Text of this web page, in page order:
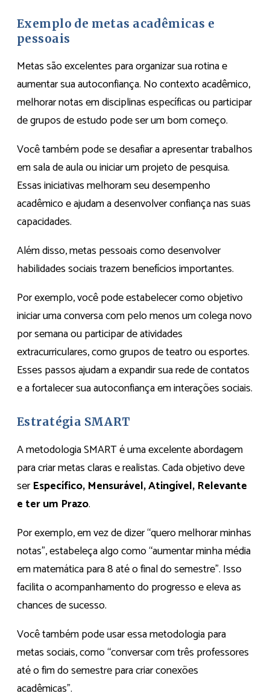
Exemplo de metas acadêmicas e
pessoais
Metas são excelentes para organizar sua rotina e
aumentar sua autoconfiança. No contexto acadêmico,
melhorar notas em disciplinas específicas ou participar
de grupos de estudo pode ser um bom começo.
Você também pode se desafiar a apresentar trabalhos
em sala de aula ou iniciar um projeto de pesquisa.
Essas iniciativas melhoram seu desempenho
acadêmico e ajudam a desenvolver confiança nas suas
capacidades.
Além disso, metas pessoais como desenvolver
habilidades sociais trazem benefícios importantes.
Por exemplo, você pode estabelecer como objetivo
iniciar uma conversa com pelo menos um colega novo
por semana ou participar de atividades
extracurriculares, como grupos de teatro ou esportes.
Esses passos ajudam a expandir sua rede de contatos
e a fortalecer sua autoconfiança em interações sociais.
Estratégia SMART
A metodologia SMART é uma excelente abordagem
para criar metas claras e realistas. Cada objetivo deve
ser Específico, Mensurável, Atingível, Relevante
e ter um Prazo.
Por exemplo, em vez de dizer “quero melhorar minhas
notas”, estabeleça algo como “aumentar minha média
em matemática para 8 até o final do semestre”. Isso
facilita o acompanhamento do progresso e eleva as
chances de sucesso.
Você também pode usar essa metodologia para
metas sociais, como “conversar com três professores
até o fim do semestre para criar conexões
acadêmicas”.